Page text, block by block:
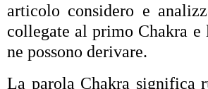
articolo considero e
collegate al primo Chakra e
ne possono derivare.
La parola Chakra significa